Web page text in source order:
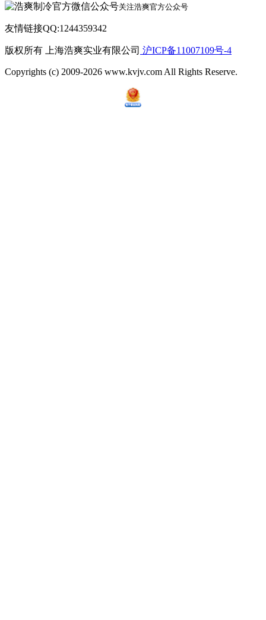
关注浩爽官方公众号
友情链接QQ:1244359342
版权所有 上海浩爽实业有限公司 沪ICP备11007109号-4
Copyrights (c) 2009-2026 www.kvjv.com All Rights Reserve.